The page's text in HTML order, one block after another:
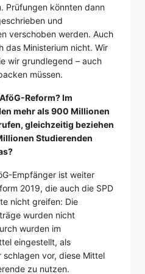
Prüfungen könnten dann
und
verschoben werden. Auch
das Ministerium nicht. Wir
wir grundlegend – auch
müssen.
Reform? Im
mehr als 900 Millionen
gleichzeitig beziehen
Studierenden
Empfänger ist weiter
2019, die auch die SPD
nicht greifen: Die
wurden nicht
wurden im
eingestellt, als
vor, diese Mittel
zu nutzen.